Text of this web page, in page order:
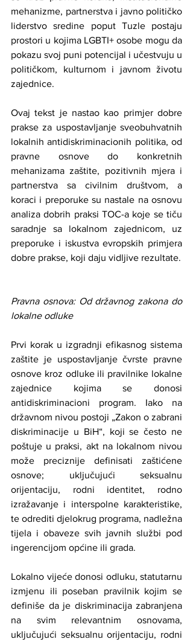
mehanizme, partnerstva i javno političko
liderstvo sredine poput Tuzle postaju
prostori u kojima LGBTI+ osobe mogu da
pokazu svoj puni potencijal i učestvuju u
političkom, kulturnom i javnom životu
zajednice.
Ovaj tekst je nastao kao primjer dobre
prakse za uspostavljanje sveobuhvatnih
lokalnih antidiskriminacionih politika, od
pravne osnove do konkretnih
mehanizama zaštite, pozitivnih mjera i
partnerstva sa civilnim društvom, a
koraci i preporuke su nastale na osnovu
analiza dobrih praksi TOC-a koje se tiču
saradnje sa lokalnom zajednicom, uz
preporuke i iskustva evropskih primjera
dobre prakse, koji daju vidljive rezultate.
Pravna osnova: Od državnog zakona do
lokalne odluke
Prvi korak u izgradnji efikasnog sistema
zaštite je uspostavljanje čvrste pravne
osnove kroz odluke ili pravilnike lokalne
zajednice kojima se donosi
antidiskriminacioni program. Iako na
državnom nivou postoji „Zakon o zabrani
diskriminacije u BiH“, koji se često ne
poštuje u praksi, akt na lokalnom nivou
može preciznije definisati zaštićene
osnove; uključujući seksualnu
orijentaciju, rodni identitet, rodno
izražavanje i interspolne karakteristike,
te odrediti djelokrug programa, nadležna
tijela i obaveze svih javnih službi pod
ingerencijom općine ili grada.
Lokalno vijeće donosi odluku, statutarnu
izmjenu ili poseban pravilnik kojim se
definiše da je diskriminacija zabranjena
na svim relevantnim osnovama,
uključujući seksualnu orijentaciju, rodni